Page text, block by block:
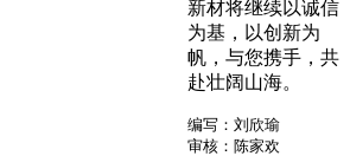
新材将继续以诚信
为基，以创新为
帆，与您携手，共
赴壮阔山海。
编写：刘欣瑜
审核：陈家欢